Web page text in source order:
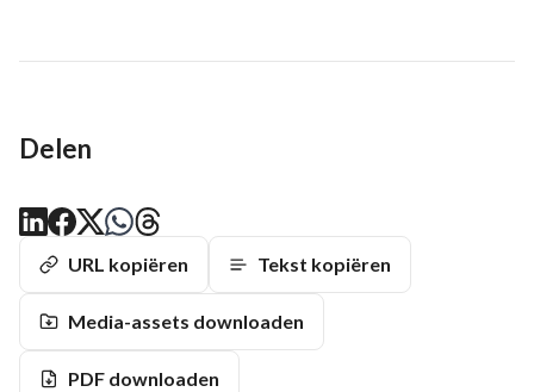
Delen
URL kopiëren Tekst kopiëren
Media-assets downloaden
PDF downloaden